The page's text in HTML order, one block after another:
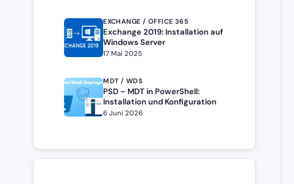
EXCHANGE / OFFICE 365
Exchange 2019: Installation auf
Windows Server
17 Mai 2025
MDT / WDS
PSD – MDT in PowerShell:
Installation und Konfiguration
6 Juni 2026